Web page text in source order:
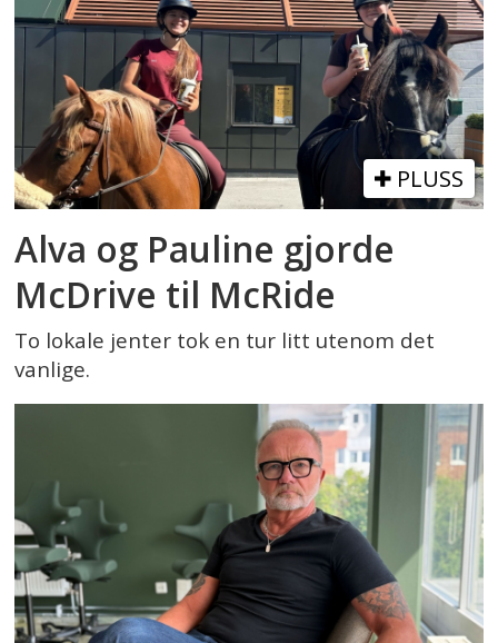
PLUSS
Alva og Pauline gjorde
McDrive til McRide
To lokale jenter tok en tur litt utenom det
vanlige.